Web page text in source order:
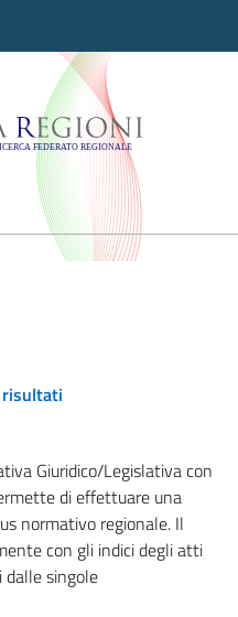
-
risultati
Giuridico/Legislativa con
di effettuare una
normativo regionale. Il
con gli indici degli atti
dalle singole